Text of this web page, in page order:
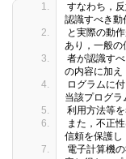
すなわち，
認識すべき動
と実際の動
あり，一般の
者が認識す
の内容に加え
ログラムに
当該プログラ
利用方法等を
また，不正
信頼を保護し
電子計算機